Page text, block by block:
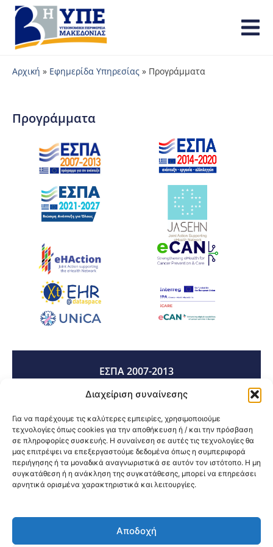
Διαχείριση συναίνεσης
Για να παρέχουμε τις καλύτερες εμπειρίες, χρησιμοποιούμε
τεχνολογίες όπως cookies για την αποθήκευση ή / και την πρόσβαση
σε πληροφορίες συσκευής. Η συναίνεση σε αυτές τις τεχνολογίες θα
μας επιτρέψει να επεξεργαστούμε δεδομένα όπως η συμπεριφορά
περιήγησης ή τα μοναδικά αναγνωριστικά σε αυτόν τον ιστότοπο. Η μη
συγκατάθεση ή η ανάκληση της συγκατάθεσης, μπορεί να επηρεάσει
αρνητικά ορισμένα χαρακτηριστικά και λειτουργίες.
Αποδοχή
Αρχική » Εφημερίδα Υπηρεσίας » Προγράμματα
Προγράμματα
ΕΣΠΑ 2007-2013
ΕΣΠΑ 2014-2020
ΕΣΠΑ 2021-2027
@2026 3ype.gr All rights reserved